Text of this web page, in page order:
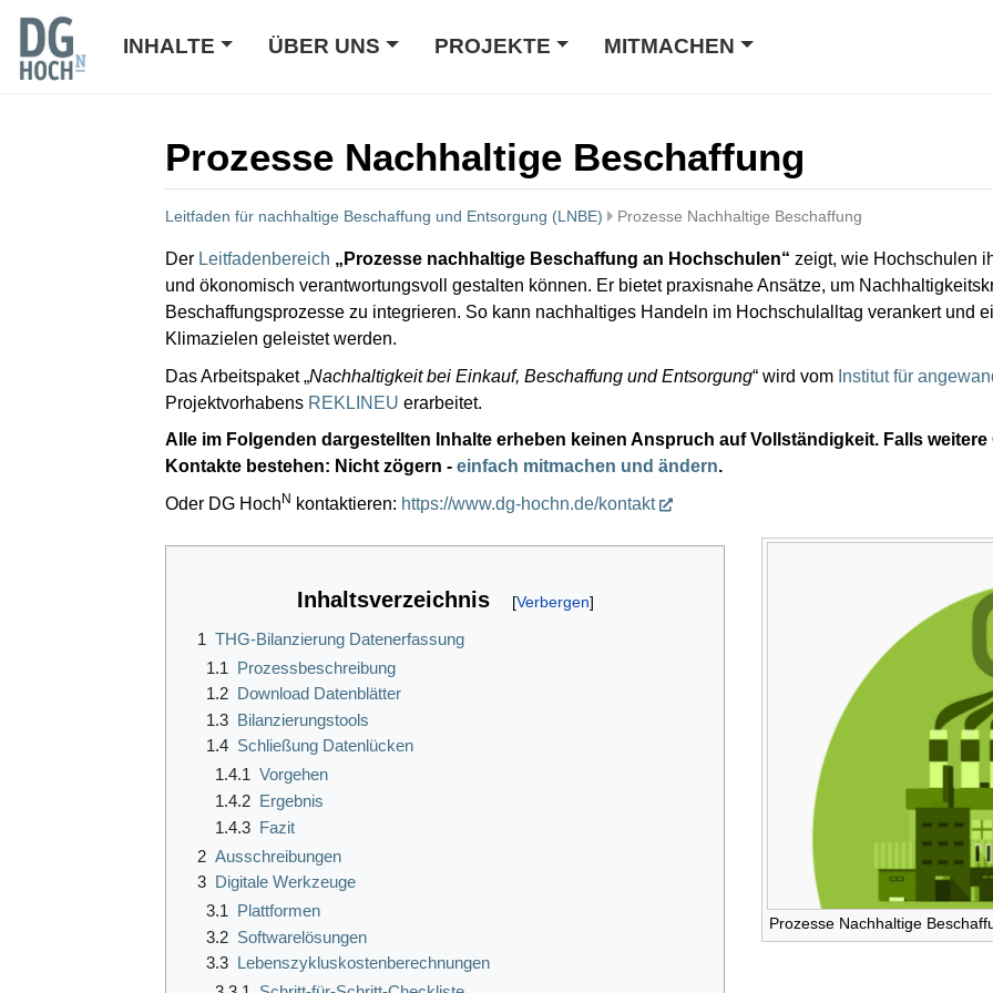
INHALTE ÜBER UNS PROJEKTE MITMACHEN
Prozesse Nachhaltige Beschaffung
Leitfaden für nachhaltige Beschaffung und Entsorgung (LNBE) Prozesse Nachhaltige Beschaffung
Wechseln zu:Navigation,Suche
Der Leitfadenbereich „Prozesse nachhaltige Beschaffung an Hochschulen“ zeigt, wie Hochschulen
und ökonomisch verantwortungsvoll gestalten können. Er bietet praxisnahe Ansätze, um
Beschaffungsprozesse zu integrieren. So kann nachhaltiges Handeln im Hochschulalltag verankert und
Klimazielen geleistet werden.
Das Arbeitspaket „Nachhaltigkeit bei Einkauf, Beschaffung und Entsorgung“ wird vom Institut für
Projektvorhabens REKLINEU erarbeitet.
Alle im Folgenden dargestellten Inhalte erheben keinen Anspruch auf Vollständigkeit. Falls
Kontakte bestehen: Nicht zögern - einfach mitmachen und ändern.
Oder DG Hoch N kontaktieren: https://www.dg-hochn.de/kontakt
Prozesse Nachhaltige
Inhaltsverzeichnis
1 THG-Bilanzierung Datenerfassung
1.1 Prozessbeschreibung
1.2 Download Datenblätter
1.3 Bilanzierungstools
1.4 Schließung Datenlücken
1.4.1 Vorgehen
1.4.2 Ergebnis
1.4.3 Fazit
2 Ausschreibungen
3 Digitale Werkzeuge
3.1 Plattformen
3.2 Softwarelösungen
3.3 Lebenszykluskostenberechnungen